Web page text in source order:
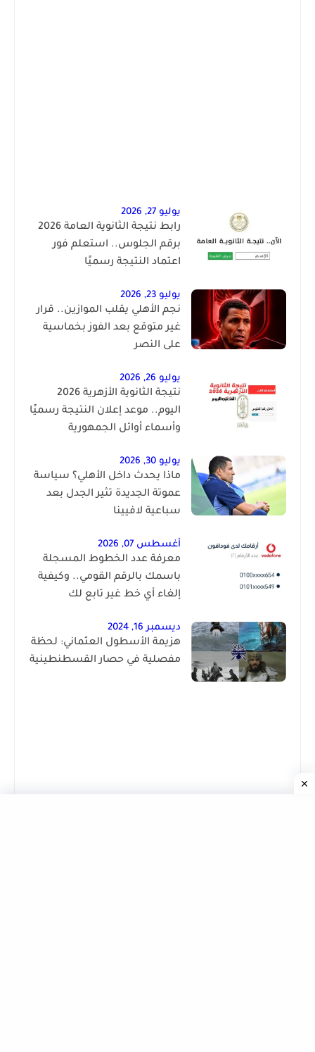
يوليو 27, 2026
رابط نتيجة الثانوية العامة 2026
برقم الجلوس.. استعلم فور
اعتماد النتيجة رسميًا
يوليو 23, 2026
نجم الأهلي يقلب الموازين.. قرار
غير متوقع بعد الفوز بخماسية
على النصر
يوليو 26, 2026
نتيجة الثانوية الأزهرية 2026
اليوم.. موعد إعلان النتيجة رسميًا
وأسماء أوائل الجمهورية
يوليو 30, 2026
ماذا يحدث داخل الأهلي؟ سياسة
عموتة الجديدة تثير الجدل بعد
سباعية لافيينا
أغسطس 07, 2026
معرفة عدد الخطوط المسجلة
باسمك بالرقم القومي.. وكيفية
إلغاء أي خط غير تابع لك
ديسمبر 16, 2024
هزيمة الأسطول العثماني: لحظة
مفصلية في حصار القسطنطينية